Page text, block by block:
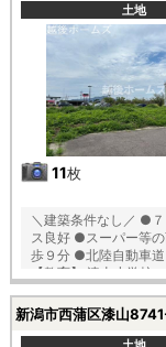
土地
11枚
＼建築条件なし／ ●
ス良好 ●スーパー等
歩９分 ●北陸自動車
【教育】 漆山小学
新潟市西蒲区漆山